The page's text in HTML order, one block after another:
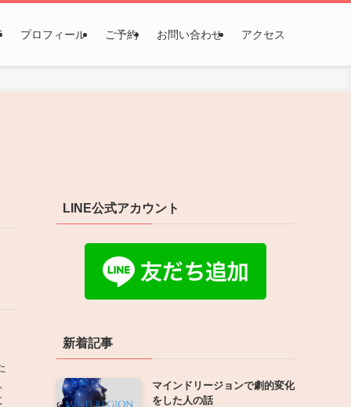
プロフィール ご予約 お問い合わせ アクセス
LINE公式アカウント
新着記事
マインドリージョンで劇的変化
をした人の話